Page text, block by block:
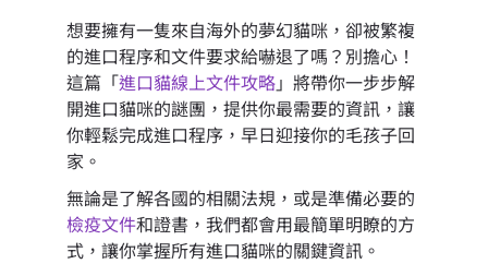
想要擁有一隻來自海外的夢幻貓咪，卻被繁複
的進口程序和文件要求給嚇退了嗎？別擔心！
這篇「進口貓線上文件攻略」將帶你一步步解
開進口貓咪的謎團，提供你最需要的資訊，讓
你輕鬆完成進口程序，早日迎接你的毛孩子回
家。
無論是了解各國的相關法規，或是準備必要的
檢疫文件和證書，我們都會用最簡單明瞭的方
式，讓你掌握所有進口貓咪的關鍵資訊。